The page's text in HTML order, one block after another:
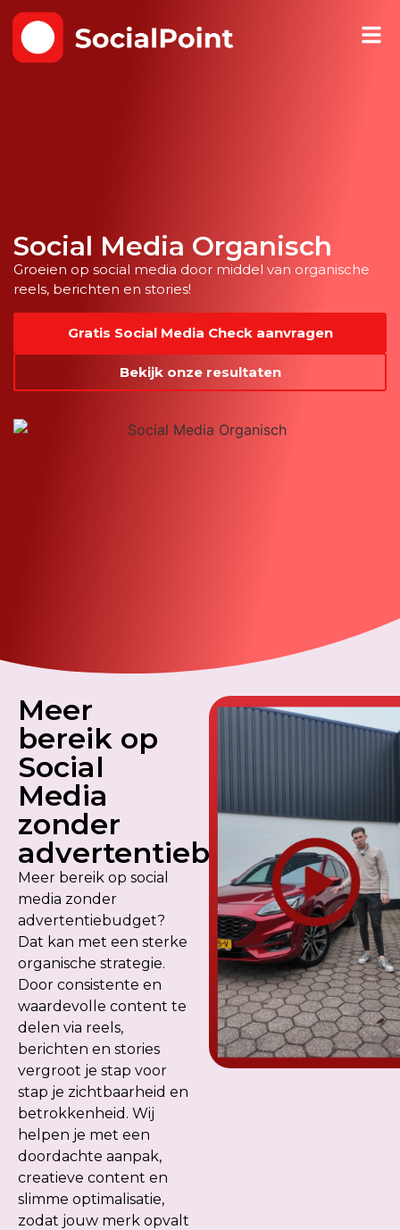
Social Media Organisch
Groeien op social media door middel van organische
reels, berichten en stories!
Gratis Social Media Check aanvragen
Bekijk onze resultaten
Meer
bereik op
Social
Media
zonder
advertentiebudget
Meer bereik op social
media zonder
advertentiebudget?
Dat kan met een sterke
organische strategie.
Door consistente en
waardevolle content te
delen via reels,
berichten en stories
vergroot je stap voor
stap je zichtbaarheid en
betrokkenheid. Wij
helpen je met een
doordachte aanpak,
creatieve content en
slimme optimalisatie,
zodat jouw merk opvalt